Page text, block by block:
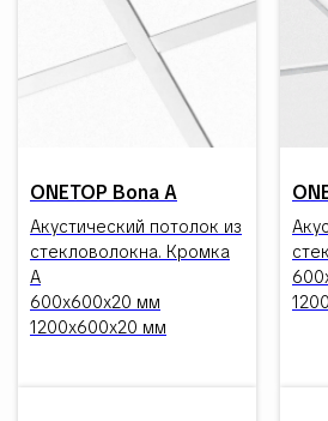
ONETOP Bona A
Акустический потолок из
стекловолокна. Кромка
А
600х600х20 мм
1200х600х20 мм